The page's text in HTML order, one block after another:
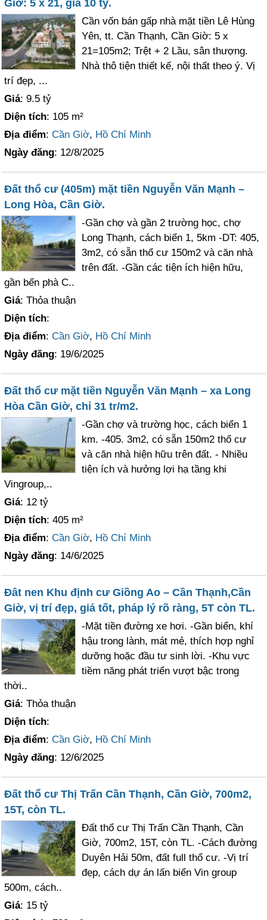
Giờ: 5 x 21, giá 10 tỷ.
Cần vốn bán gấp nhà mặt tiền Lê Hùng
Yên, tt. Cần Thạnh, Cần Giờ: 5 x
21=105m2; Trệt + 2 Lầu, sân thượng.
Nhà thô tiện thiết kế, nội thất theo ý. Vị
trí đẹp, ...
Giá: 9.5 tỷ
Diện tích: 105 m²
Địa điểm:Cần Giờ, Hồ Chí Minh
Ngày đăng: 12/8/2025
Đất thổ cư (405m) mặt tiền Nguyễn Văn Mạnh –
Long Hòa, Cần Giờ.
-Gần chợ và gần 2 trường học, chợ
Long Thạnh, cách biển 1, 5km -DT: 405,
3m2, có sẵn thổ cư 150m2 và căn nhà
trên đất. -Gần các tiện ích hiện hữu,
gần bến phà C..
Giá: Thỏa thuận
Diện tích:
Địa điểm:Cần Giờ, Hồ Chí Minh
Ngày đăng: 19/6/2025
Đất thổ cư mặt tiền Nguyễn Văn Mạnh – xa Long
Hòa Cần Giờ, chỉ 31 tr/m2.
-Gần chợ và trường học, cách biển 1
km. -405. 3m2, có sẵn 150m2 thổ cư
và căn nhà hiện hữu trên đất. - Nhiều
tiện ích và hưởng lợi hạ tầng khi
Vingroup,..
Giá: 12 tỷ
Diện tích: 405 m²
Địa điểm:Cần Giờ, Hồ Chí Minh
Ngày đăng: 14/6/2025
Đât nen Khu định cư Giồng Ao – Cần Thạnh,Cần
Giờ, vị trí đẹp, giá tốt, pháp lý rõ ràng, 5T còn TL.
-Mặt tiền đường xe hơi. -Gần biển, khí
hậu trong lành, mát mẻ, thích hợp nghỉ
dưỡng hoặc đầu tư sinh lời. -Khu vực
tiềm năng phát triển vượt bậc trong
thời..
Giá: Thỏa thuận
Diện tích:
Địa điểm:Cần Giờ, Hồ Chí Minh
Ngày đăng: 12/6/2025
Đất thổ cư Thị Trấn Cần Thạnh, Cần Giờ, 700m2,
15T, còn TL.
Đất thổ cư Thị Trấn Cần Thạnh, Cần
Giờ, 700m2, 15T, còn TL. -Cách đường
Duyên Hải 50m, đất full thổ cư. -Vị trí
đẹp, cách dự án lấn biển Vin group
500m, cách..
Giá: 15 tỷ